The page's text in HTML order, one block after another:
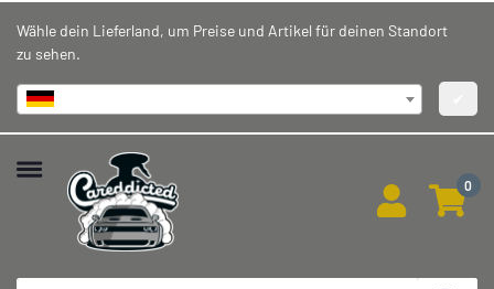
Wähle dein Lieferland, um Preise und Artikel für deinen Standort
zu sehen.
0